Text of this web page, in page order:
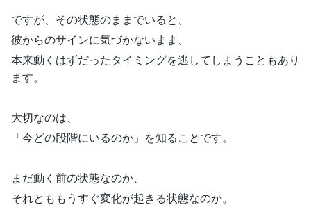
ですが、その状態のままでいると、
彼からのサインに気づかないまま、
本来動くはずだったタイミングを逃してしまうこともあり
ます。
大切なのは、
「今どの段階にいるのか」を知ることです。
まだ動く前の状態なのか、
それとももうすぐ変化が起きる状態なのか。